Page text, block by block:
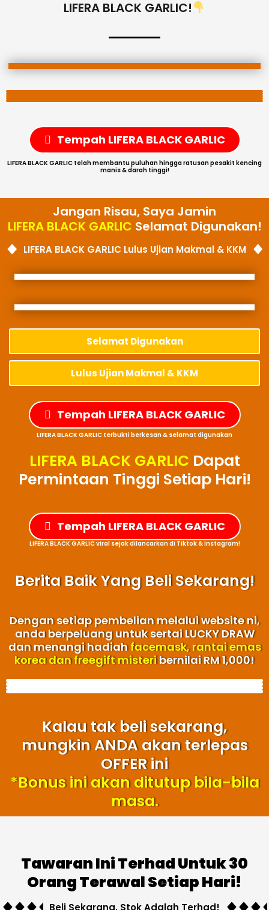
LIFERA BLACK GARLIC!
Tempah LIFERA BLACK GARLIC
LIFERA BLACK GARLIC telah membantu puluhan hingga ratusan pesakit kencing
manis & darah tinggi!
Jangan Risau, Saya Jamin
LIFERA BLACK GARLIC Selamat Digunakan!
LIFERA BLACK GARLIC Lulus Ujian Makmal & KKM
Selamat Digunakan
Lulus Ujian Makmal & KKM
Tempah LIFERA BLACK GARLIC
LIFERA BLACK GARLIC terbukti berkesan & selamat digunakan
LIFERA BLACK GARLIC Dapat
Permintaan Tinggi Setiap Hari!
Tempah LIFERA BLACK GARLIC
LIFERA BLACK GARLIC viral sejak dilancarkan di Tiktok & Instagram!
Berita Baik Yang Beli Sekarang!
Dengan setiap pembelian melalui website ni,
anda berpeluang untuk sertai LUCKY DRAW
dan menangi hadiahfacemask, rantai emas
korea dan freegift misteribernilai RM 1,000!
Kalau tak beli sekarang,
mungkin ANDA akan terlepas
OFFER ini
*Bonus ini akan ditutup bila-bila
masa.
Tawaran Ini Terhad Untuk 30
Orang Terawal Setiap Hari!
Beli Sekarang, Stok Adalah Terhad!